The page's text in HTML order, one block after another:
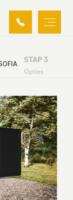
STAP 3
Opties